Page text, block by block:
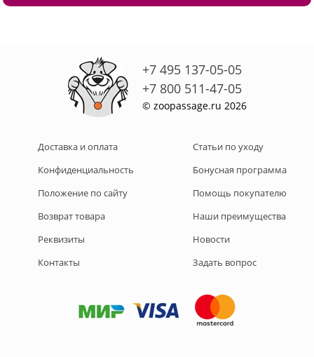
+7 495 137-05-05
+7 800 511-47-05
© zoopassage.ru 2026
Доставка и оплата
Конфиденциальность
Положение по сайту
Возврат товара
Реквизиты
Контакты
Статьи по уходу
Бонусная программа
Помощь покупателю
Наши преимущества
Новости
Задать вопрос